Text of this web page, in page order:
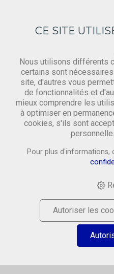
Demande
CE SITE
Nous utilisons différents
certains sont
site, d'autres vous
de fonctionnalités et
mieux comprendre les
à optimiser en
cookies, s'ils sont
Pour plus d'informations,
Autoriser les